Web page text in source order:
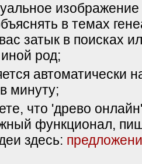
в темах
затык в поисках
род;
автоматически
минуту;
что 'древо
функционал,
здесь: